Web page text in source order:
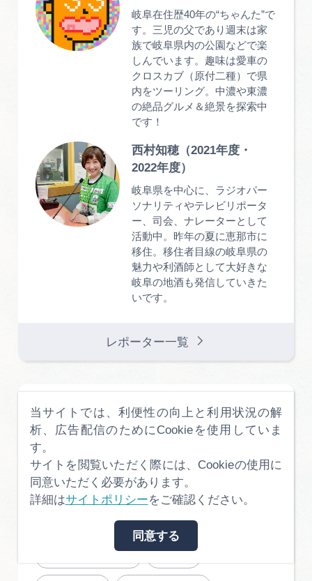
岐阜在住歴40年の“ちゃんた”で
す。三児の父であり週末は家
族で岐阜県内の公園などで楽
しんでいます。趣味は愛車の
クロスカブ（原付二種）で県
内をツーリング。中濃や東濃
の絶品グルメ＆絶景を探索中
です！
西村知穂（2021年度・
2022年度）
岐阜県を中心に、ラジオパー
ソナリティやテレビリポータ
ー、司会、ナレーターとして
活動中。昨年の夏に恵那市に
移住。移住者目線の岐阜県の
魅力や利酒師として大好きな
岐阜の地酒も発信していきた
いです。
レポーター一覧
テーマ
自然 絶景 町並み
歴史文化 アウトドア
鉄道
当サイトでは、利便性の向上と利用状況の解
析、広告配信のためにCookieを使用していま
す。
サイトを閲覧いただく際には、Cookieの使用に
同意いただく必要があります。
詳細はサイトポリシーをご確認ください。
同意する